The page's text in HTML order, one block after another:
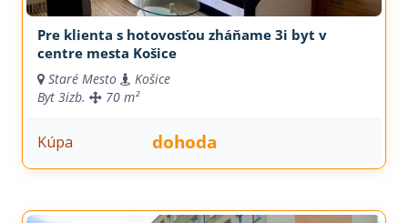
Pre klienta s hotovosťou zháňame 3i byt v
centre mesta Košice
Staré Mesto
Košice
Byt 3izb. 70 m²
Kúpa dohoda